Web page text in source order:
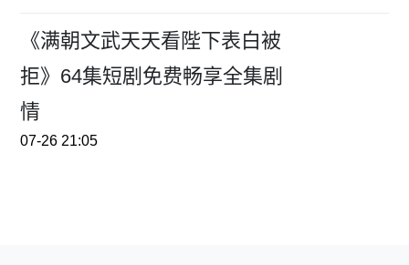
《满朝文武天天看陛下表白被
拒》64集短剧免费畅享全集剧
情
07-26 21:05